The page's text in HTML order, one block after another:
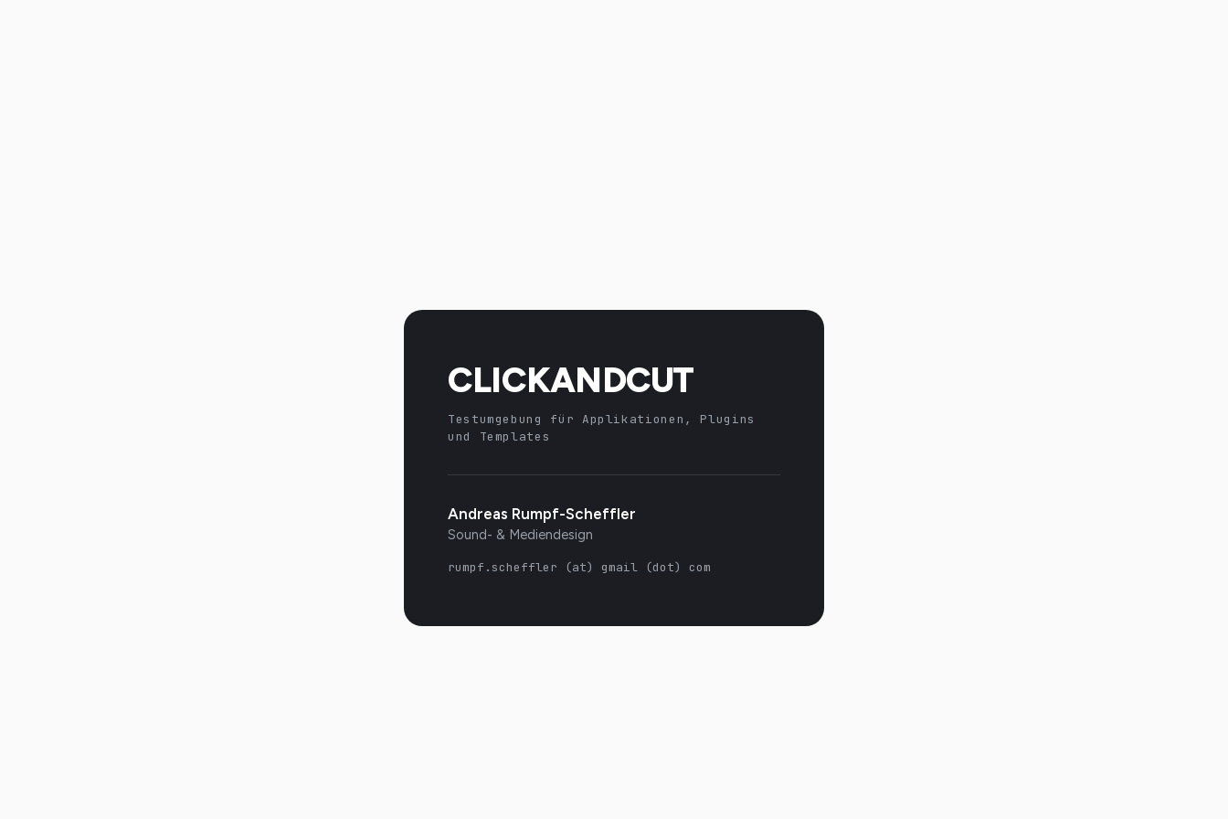
CLICKANDCUT
Testumgebung für Applikationen, Plugins
und Templates
Andreas Rumpf-Scheffler
Sound- & Mediendesign
rumpf.scheffler (at) gmail (dot) com